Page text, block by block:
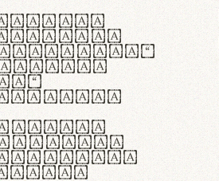
selecta—
Duis
eu
Fusce